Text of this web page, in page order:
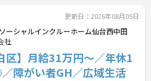
更新日：2026年08月05日
ーシャルインクルーホーム仙台西中田
社
区】月給31万円～／年休1
障がい者GH／広域生活